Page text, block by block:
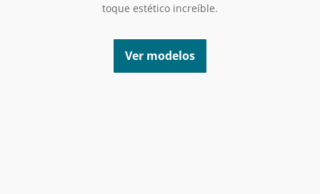
toque estético increíble.
Ver modelos